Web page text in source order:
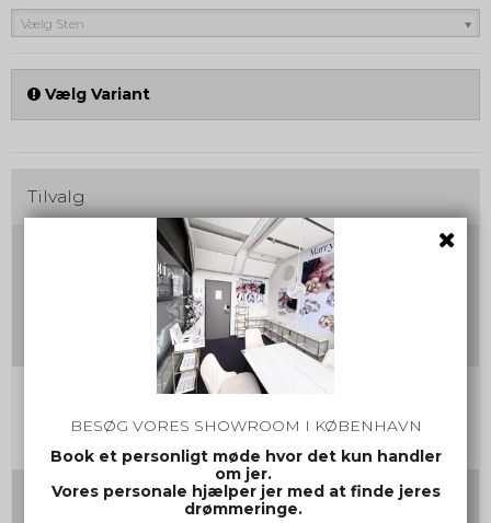
Vælg Sten
Vælg Variant
Tilvalg
Vælg farve og materiale på jeres vielsesringe
Sæt kryds i det ønskede farvevalgs bogstav
(+ 0,00 DKK )
(+0,00 DKK )
(+0,00 DKK )
Herrering Str.
BESØG VORES SHOWROOM I KØBENHAVN
Book et personligt møde hvor det kun handler
om jer.
Vores personale hjælper jer med at finde jeres
drømmeringe.